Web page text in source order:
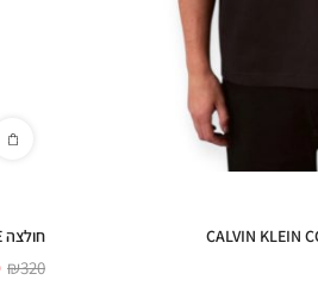
חולצה CALVIN KLEIN RSRT TEE
₪320